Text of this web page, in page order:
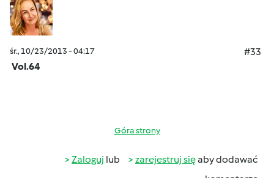
śr., 10/23/2013 - 04:17
#33
Vol.64
Góra strony
Zaloguj lub zarejestruj sięaby dodawać